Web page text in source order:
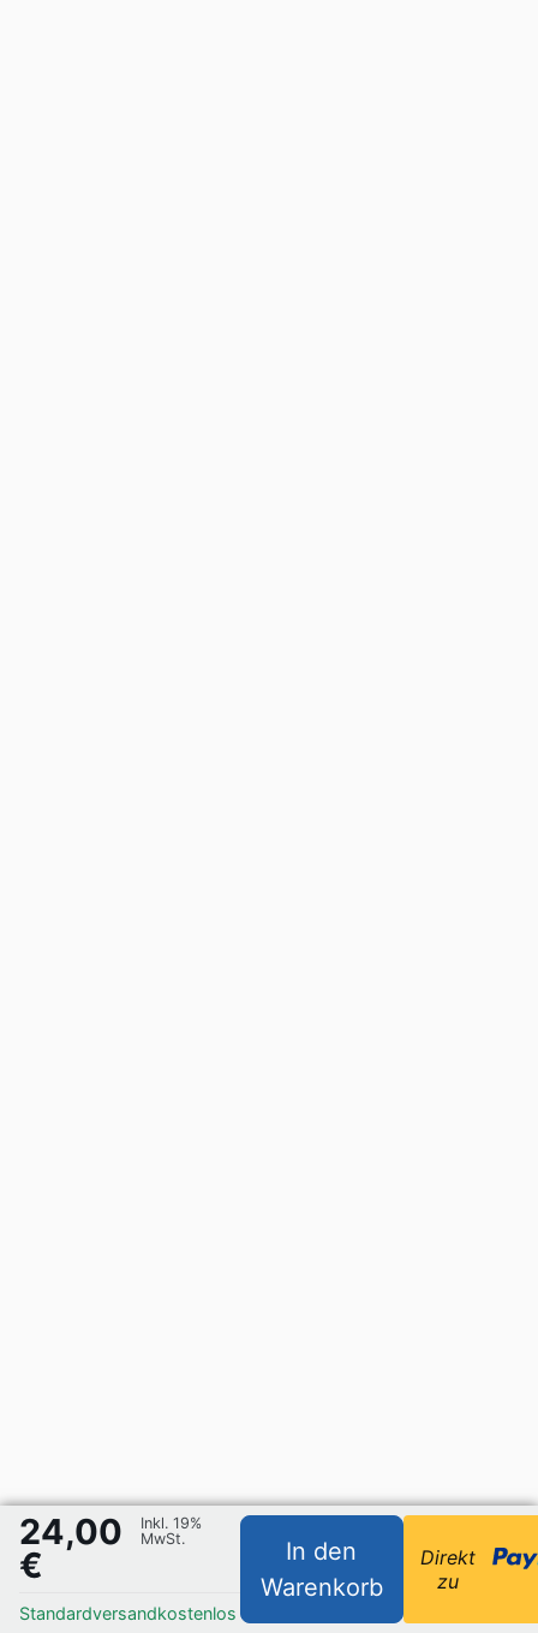
24,00
€
Inkl. 19%
MwSt.
Standardversandkostenlos
In den
Warenkorb
Direkt
zu